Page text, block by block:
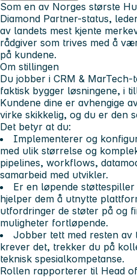
Som en av Norges største
Diamond Partner-status,
av landets mest kjente
rådgiver som trives med å
på kundene.
Om stillingen
Du jobber i CRM &
faktisk bygger løsningene, i
Kundene dine er avhengige
virke skikkelig, og du er den
Det betyr at du:
Implementerer og
med ulik størrelse og
pipelines, workflows,
samarbeid med utvikler.
Er en løpende
hjelper dem å utnytte
utfordringer de støter på og
muligheter fortløpende.
Jobber tett med resten av
krever det, trekker du på
teknisk spesialkompetanse.
Rollen rapporterer til Head